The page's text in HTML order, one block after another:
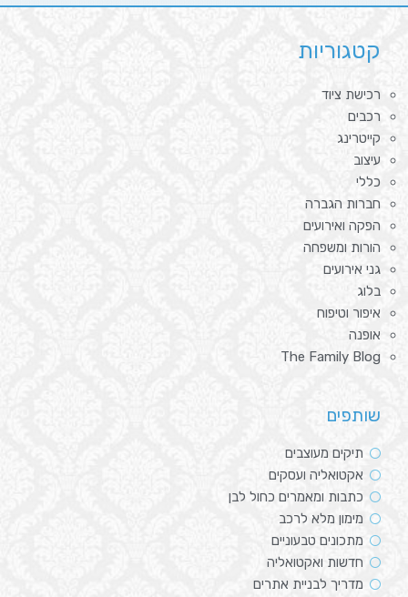
קטגוריות
רכישת ציוד
רכבים
קייטרינג
עיצוב
כללי
חברות הגברה
הפקה ואירועים
הורות ומשפחה
גני אירועים
בלוג
איפור וטיפוח
אופנה
The Family Blog
שותפים
תיקים מעוצבים
אקטואליה ועסקים
כתבות ומאמרים כחול לבן
מימון מלא לרכב
מתכונים טבעוניים
חדשות ואקטואליה
מדריך לבניית אתרים